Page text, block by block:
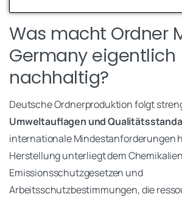
Zusatzoptionen wie
Verschlüsse
Weiter
Jetzt Beratung anfragen
Was macht Ordner
Germany eigentlich
nachhaltig?
Deutsche Ordnerproduktion folgt
Umweltauflagen und
internationale Mindestanforderungen
Herstellung unterliegt dem
Emissionsschutzgesetzen und
Arbeitsschutzbestimmungen, die